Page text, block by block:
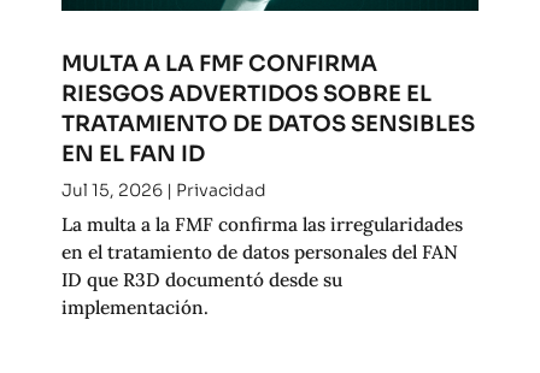
MULTA A LA FMF CONFIRMA
RIESGOS ADVERTIDOS SOBRE EL
TRATAMIENTO DE DATOS SENSIBLES
EN EL FAN ID
Jul 15, 2026| Privacidad
La multa a la FMF confirma las irregularidades
en el tratamiento de datos personales del FAN
ID que R3D documentó desde su
implementación.